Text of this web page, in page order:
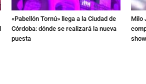
«Pabellón Tornú» llega a la Ciudad de
Córdoba: dónde se realizará la nueva
puesta
Milo